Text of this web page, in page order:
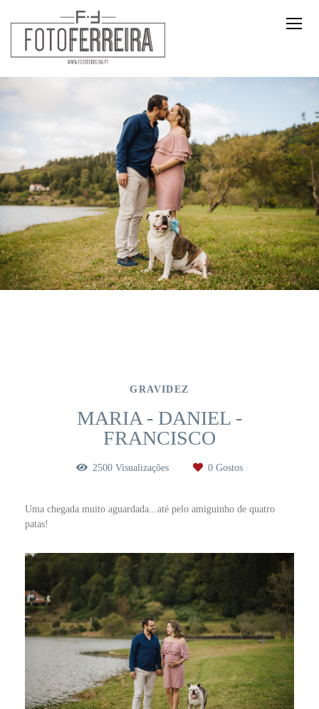
GRAVIDEZ
MARIA - DANIEL -
FRANCISCO
2500 Visualizações 0 Gostos
Uma chegada muito aguardada...até pelo amiguinho de quatro
patas!